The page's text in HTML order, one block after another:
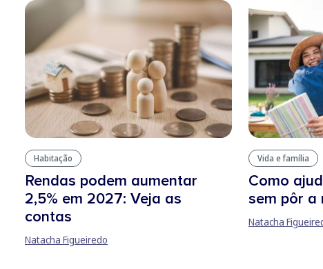
Habitação
Rendas podem aumentar
2,5% em 2027: Veja as
contas
Natacha Figueiredo
Vida e família
Como
sem pôr a
Natacha